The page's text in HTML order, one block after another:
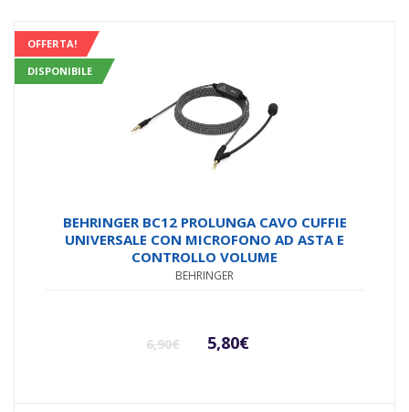
OFFERTA!
DISPONIBILE
BEHRINGER BC12 PROLUNGA CAVO CUFFIE
UNIVERSALE CON MICROFONO AD ASTA E
CONTROLLO VOLUME
BEHRINGER
6,90€
Il
5,80€